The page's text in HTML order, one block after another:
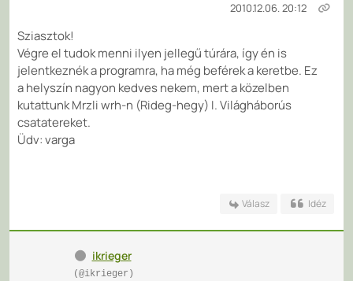
2010.12.06. 20:12
Sziasztok!
Végre el tudok menni ilyen jellegű túrára, így én is
jelentkeznék a programra, ha még beférek a keretbe. Ez
a helyszín nagyon kedves nekem, mert a közelben
kutattunk Mrzli wrh-n (Rideg-hegy) I. Világháborús
csatatereket.
Üdv: varga
Válasz Idéz
ikrieger
(@ikrieger)